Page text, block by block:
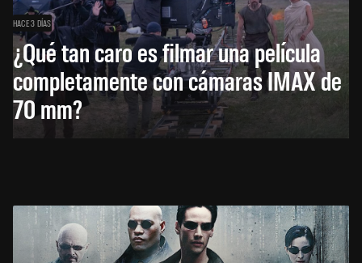
HACE 3 DÍAS
¿Qué tan caro es filmar una película
completamente con cámaras IMAX de
70 mm?